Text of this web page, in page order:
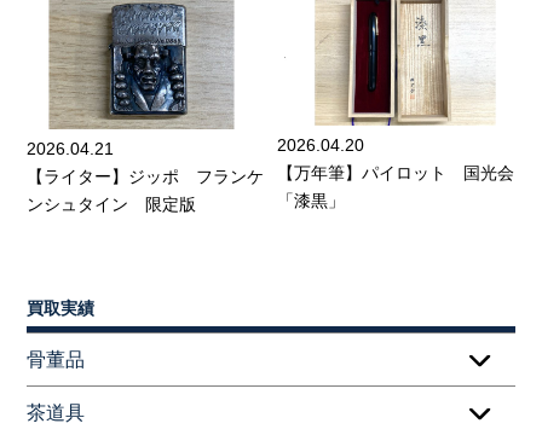
2026.04.21
【ライター】ジッポ フランケ
ンシュタイン 限定版
2026.04.20
【万年筆】パイロット 国光会
「漆黒」
買取実績
骨董品
茶道具